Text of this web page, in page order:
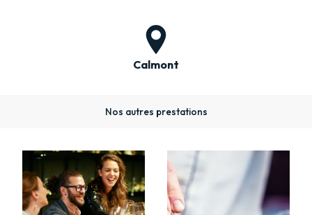
Calmont
Nos autres prestations